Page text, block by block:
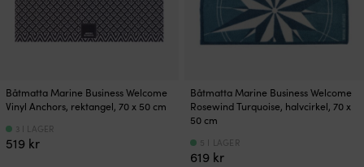
Båtmatta Marine Business Welcome
Vinyl Anchors, rektangel, 70 x 50 cm
519 kr
3 I LAGER
Båtmatta Marine Business Welcome
Rosewind Turquoise, halvcirkel, 70 x
50 cm
619 kr
5 I LAGER